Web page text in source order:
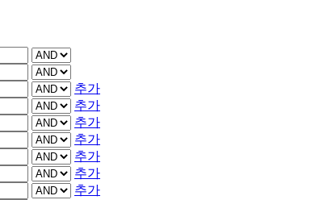
추가
추가
추가
추가
추가
추가
추가